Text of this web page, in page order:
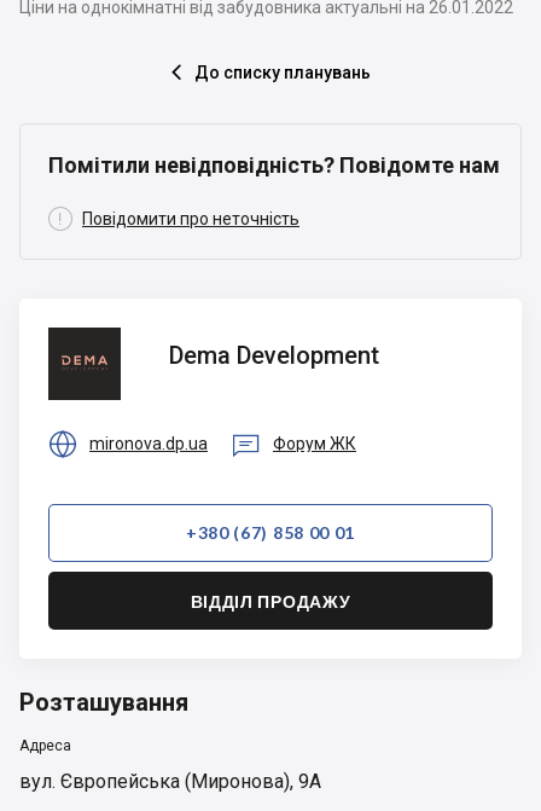
Ціни на однокімнатні від забудовника актуальні на 26.01.2022
 До списку планувань
Помітили невідповідність? Повідомте нам
 Повідомити про неточність
Development
Dema Development
 mironova.dp.ua  Форум ЖК
+380 (67) 858 00 01
ВІДДІЛ ПРОДАЖУ
Розташування
Адреса
вул. Європейська (Миронова), 9А